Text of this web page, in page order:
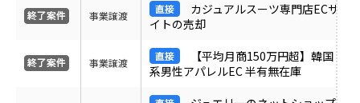
事業譲渡
カジュアルスーツ専門店ECサ
イトの売却
事業譲渡
【平均月商150万円超】韓国
系男性アパレルEC 半有無在庫